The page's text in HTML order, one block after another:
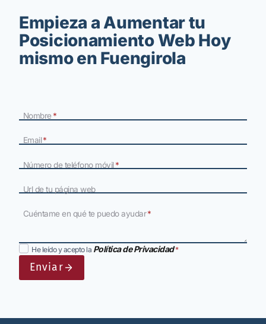
Empieza a Aumentar tu
Posicionamiento Web Hoy
mismo en Fuengirola
Nombre *
Email*
Número de teléfono móvil *
Url de tu página web
Cuéntame en qué te puedo ayudar*
He leído y acepto la Política de Privacidad*
Enviar